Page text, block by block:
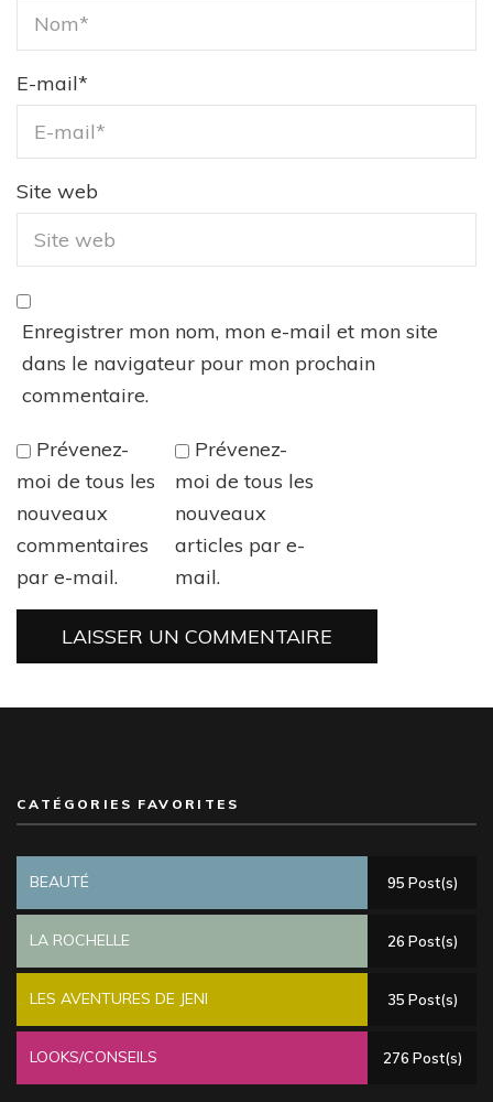
E-mail*
Site web
Enregistrer mon nom, mon e-mail et mon site
dans le navigateur pour mon prochain
commentaire.
Prévenez-
moi de tous les
nouveaux
commentaires
par e-mail.
Prévenez-
moi de tous les
nouveaux
articles par e-
mail.
CATÉGORIES FAVORITES
BEAUTÉ 95 Post(s)
LA ROCHELLE 26 Post(s)
LES AVENTURES DE JENI 35 Post(s)
LOOKS/CONSEILS 276 Post(s)